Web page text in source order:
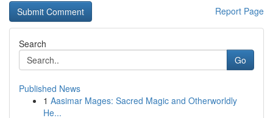
Report Page
Search
Go
Published News
1 Aasimar Mages: Sacred Magic and Otherworldly
He...